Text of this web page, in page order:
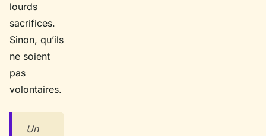
lourds
sacrifices.
Sinon, qu’ils
ne soient
pas
volontaires.
Un